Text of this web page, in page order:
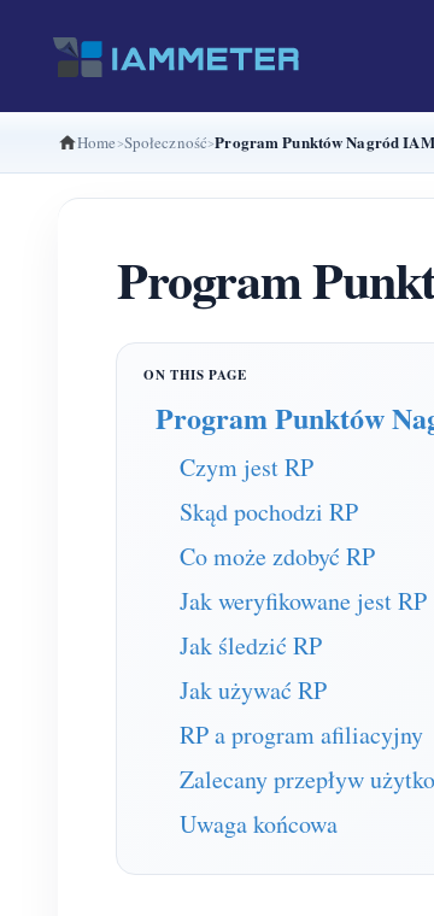
Home Społeczność Program Punktów Nagród
Program
Program Punktów
Czym jest RP
Skąd pochodzi RP
Co może zdobyć RP
Jak weryfikowane jest RP
Jak śledzić RP
Jak używać RP
RP a program afiliacyjny
Zalecany przepływ
Uwaga końcowa